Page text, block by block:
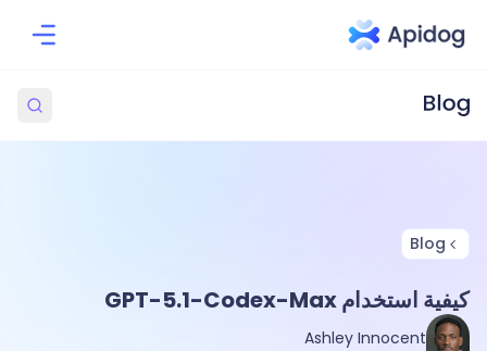
Blog
كيفية استخدام GPT-5.1-Codex-Max
Ashley Innocent